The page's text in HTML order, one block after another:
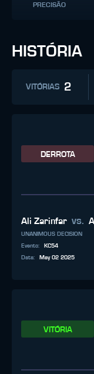
PRECISÃO
HISTÓRIA
VITÓRIAS 2
DERROTA
Ali Zarinfar vs.
UNANIMOUS DECISION
Evento:
KC54
Data: May 02 2025
VITÓRIA